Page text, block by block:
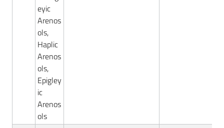
eyic
Arenos
ols,
Haplic
Arenos
ols,
Epigley
ic
Arenos
ols